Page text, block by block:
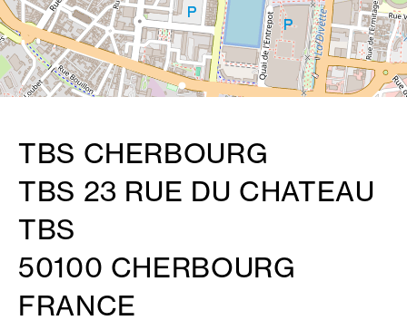
TBS CHERBOURG
TBS 23 RUE DU CHATEAU
TBS
50100 CHERBOURG
FRANCE